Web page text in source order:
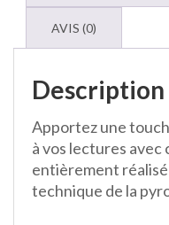
AVIS (0)
Description
Apportez une
à vos lectures avec
entièrement réalisé
technique de la